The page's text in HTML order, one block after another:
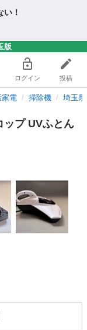
！
版
ログイン 投稿
家電 掃除機 埼玉
ップ UVふとん